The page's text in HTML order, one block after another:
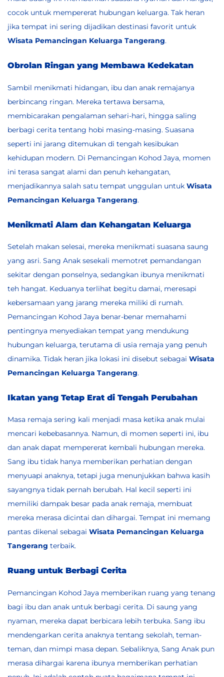
cocok untuk mempererat hubungan keluarga. Tak heran
jika tempat ini sering dijadikan destinasi favorit untuk
Wisata Pemancingan Keluarga Tangerang.
Obrolan Ringan yang Membawa Kedekatan
Sambil menikmati hidangan, ibu dan anak remajanya
berbincang ringan. Mereka tertawa bersama,
membicarakan pengalaman sehari-hari, hingga saling
berbagi cerita tentang hobi masing-masing. Suasana
seperti ini jarang ditemukan di tengah kesibukan
kehidupan modern. Di Pemancingan Kohod Jaya, momen
ini terasa sangat alami dan penuh kehangatan,
menjadikannya salah satu tempat unggulan untuk Wisata
Pemancingan Keluarga Tangerang.
Menikmati Alam dan Kehangatan Keluarga
Setelah makan selesai, mereka menikmati suasana saung
yang asri. Sang Anak sesekali memotret pemandangan
sekitar dengan ponselnya, sedangkan ibunya menikmati
teh hangat. Keduanya terlihat begitu damai, meresapi
kebersamaan yang jarang mereka miliki di rumah.
Pemancingan Kohod Jaya benar-benar memahami
pentingnya menyediakan tempat yang mendukung
hubungan keluarga, terutama di usia remaja yang penuh
dinamika. Tidak heran jika lokasi ini disebut sebagai Wisata
Pemancingan Keluarga Tangerang.
Ikatan yang Tetap Erat di Tengah Perubahan
Masa remaja sering kali menjadi masa ketika anak mulai
mencari kebebasannya. Namun, di momen seperti ini, ibu
dan anak dapat mempererat kembali hubungan mereka.
Sang ibu tidak hanya memberikan perhatian dengan
menyuapi anaknya, tetapi juga menunjukkan bahwa kasih
sayangnya tidak pernah berubah. Hal kecil seperti ini
memiliki dampak besar pada anak remaja, membuat
mereka merasa dicintai dan dihargai. Tempat ini memang
pantas dikenal sebagai Wisata Pemancingan Keluarga
Tangerang terbaik.
Ruang untuk Berbagi Cerita
Pemancingan Kohod Jaya memberikan ruang yang tenang
bagi ibu dan anak untuk berbagi cerita. Di saung yang
nyaman, mereka dapat berbicara lebih terbuka. Sang ibu
mendengarkan cerita anaknya tentang sekolah, teman-
teman, dan mimpi masa depan. Sebaliknya, Sang Anak pun
merasa dihargai karena ibunya memberikan perhatian